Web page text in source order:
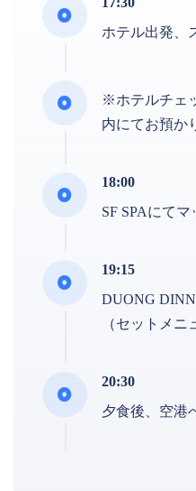
ホテル出発、
※ホテルチェ
内にてお預か
18:00
SF SPAにてマ
19:15
DUONG
（セットメニ
20:30
夕食後、空港